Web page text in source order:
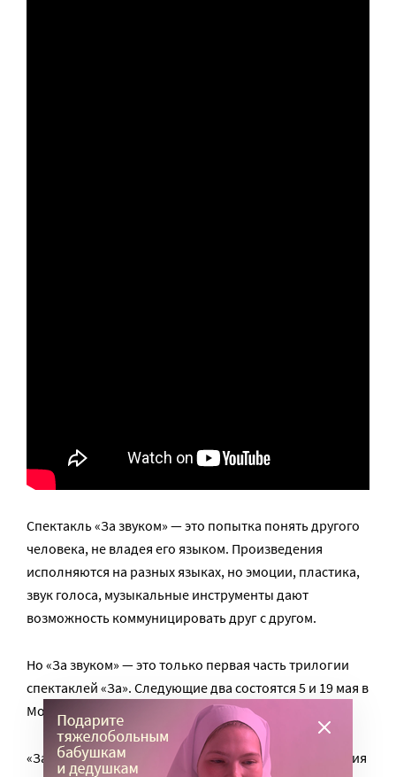
Спектакль «За звуком» — это попытка понять другого
человека, не владея его языком. Произведения
исполняются на разных языках, но эмоции, пластика,
звук голоса, музыкальные инструменты дают
возможность коммуницировать друг с другом.
Но «За звуком» — это только первая часть трилогии
спектаклей «За». Следующие два состоятся 5 и 19 мая в
Москве: «За светом» и «За ритмом».
«За светом» — это исследование культуры исполнения